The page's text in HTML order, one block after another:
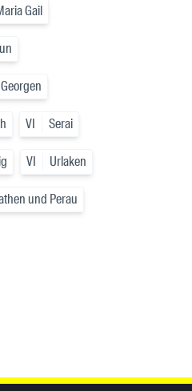
Gail
VI Serai
VI Urlaken
und Perau